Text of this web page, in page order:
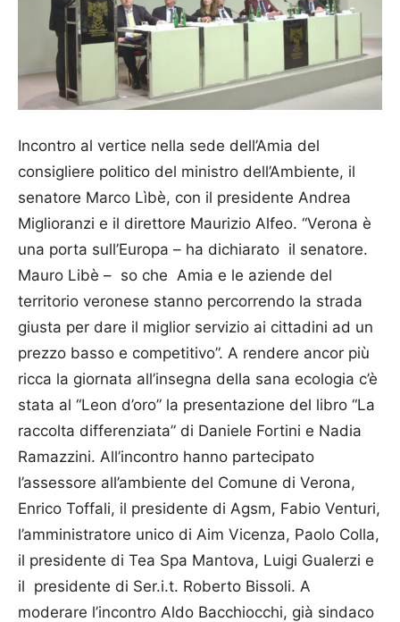
Incontro al vertice nella sede dell’Amia del
consigliere politico del ministro dell’Ambiente, il
senatore Marco Lìbè, con il presidente Andrea
Miglioranzi e il direttore Maurizio Alfeo. “Verona è
una porta sull’Europa – ha dichiarato il senatore.
Mauro Libè – so che Amia e le aziende del
territorio veronese stanno percorrendo la strada
giusta per dare il miglior servizio ai cittadini ad un
prezzo basso e competitivo”. A rendere ancor più
ricca la giornata all’insegna della sana ecologia c’è
stata al “Leon d’oro” la presentazione del libro “La
raccolta differenziata” di Daniele Fortini e Nadia
Ramazzini. All’incontro hanno partecipato
l’assessore all’ambiente del Comune di Verona,
Enrico Toffali, il presidente di Agsm, Fabio Venturi,
l’amministratore unico di Aim Vicenza, Paolo Colla,
il presidente di Tea Spa Mantova, Luigi Gualerzi e
il presidente di Ser.i.t. Roberto Bissoli. A
moderare l’incontro Aldo Bacchiocchi, già sindaco